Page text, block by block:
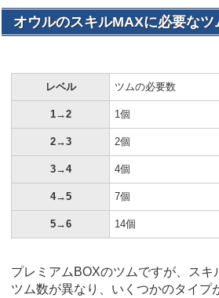
オウルのスキルMAXに必要なツ
レベル ツムの必要数
1→2 1個
2→3 2個
3→4 4個
4→5 7個
5→6 14個
プレミアムBOXのツムですが、スキ
ツム数が異なり、いくつかのタイプ